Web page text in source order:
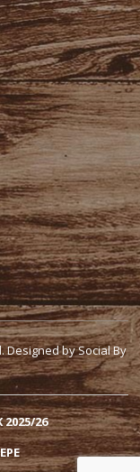
by Social By
2025/26